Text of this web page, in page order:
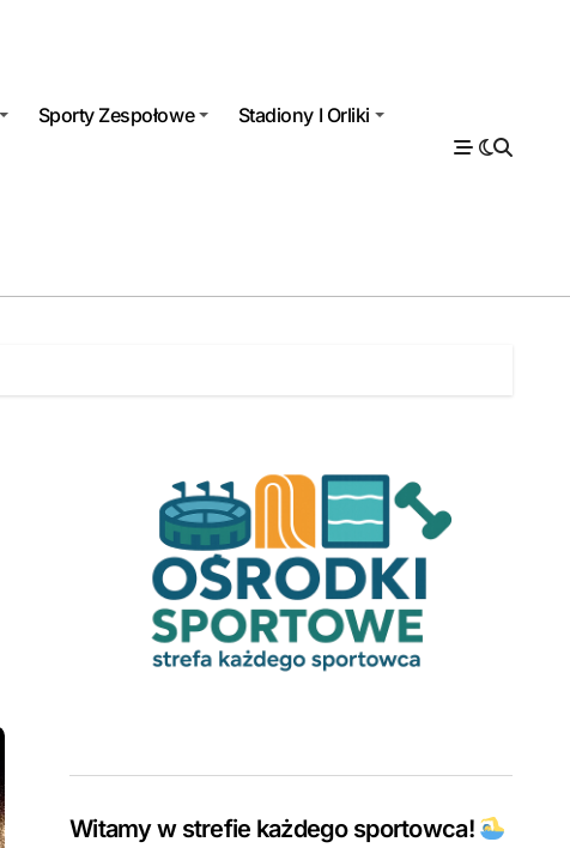
Sporty Zespołowe Stadiony I Orliki
Witamy w strefie każdego sportowca!